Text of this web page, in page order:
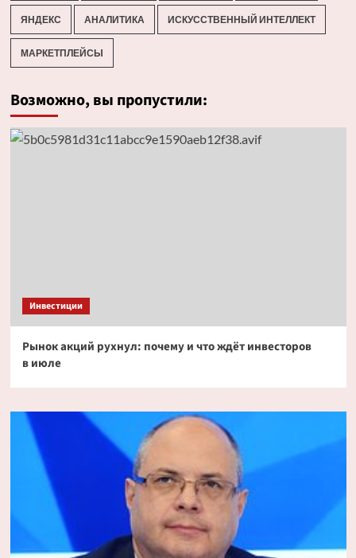
ЯНДЕКС АНАЛИТИКА ИСКУССТВЕННЫЙ ИНТЕЛЛЕКТ
МАРКЕТПЛЕЙСЫ
Возможно, вы пропустили:
Инвестиции
Рынок акций рухнул: почему и что ждёт инвесторов
в июле